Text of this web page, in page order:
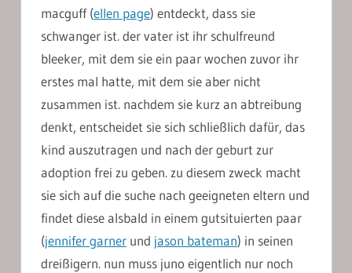
macguff (ellen page) entdeckt, dass sie
schwanger ist. der vater ist ihr schulfreund
bleeker, mit dem sie ein paar wochen zuvor ihr
erstes mal hatte, mit dem sie aber nicht
zusammen ist. nachdem sie kurz an abtreibung
denkt, entscheidet sie sich schließlich dafür, das
kind auszutragen und nach der geburt zur
adoption frei zu geben. zu diesem zweck macht
sie sich auf die suche nach geeigneten eltern und
findet diese alsbald in einem gutsituierten paar
(jennifer garner und jason bateman) in seinen
dreißigern. nun muss juno eigentlich nur noch